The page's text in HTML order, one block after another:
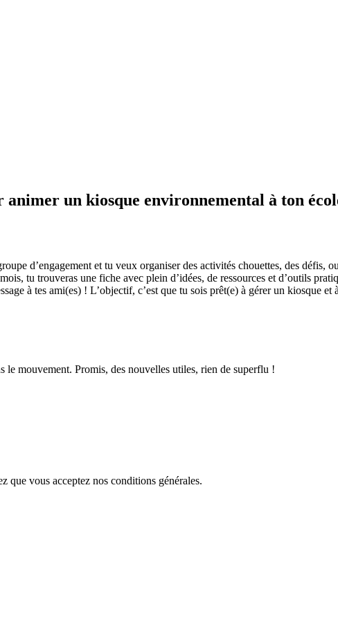
animer un kiosque environnemental à ton
d’engagement et tu veux organiser des activités chouettes, des défis,
tu trouveras une fiche avec plein d’idées, de ressources et d’outils
à tes ami(es) ! L’objectif, c’est que tu sois prêt(e) à gérer un kiosque et
le mouvement. Promis, des nouvelles utiles, rien de superflu !
que vous acceptez nos conditions générales.